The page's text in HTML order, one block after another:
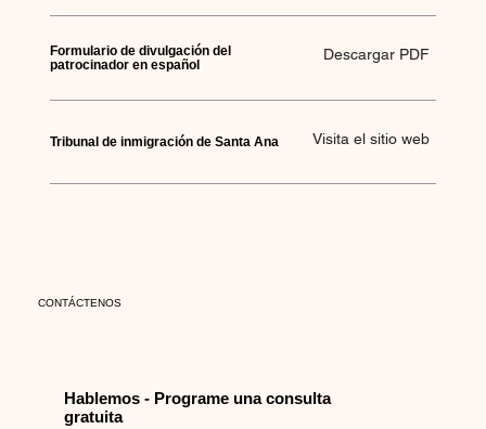
Descargar PDF
Formulario de divulgación del
patrocinador en español
Visita el sitio web
Tribunal de inmigración de Santa Ana
CONTÁCTENOS
Hablemos - Programe una consulta
gratuita